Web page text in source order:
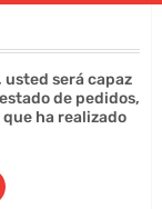
será capaz
de pedidos,
ha realizado